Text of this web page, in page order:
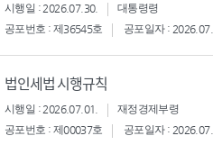
시행일 : 2026.07.30.
대통령령
공포번호 : 제36545호
공포일자 :
법인세법 시행규칙
시행일 : 2026.07.01.
재정경제부령
공포번호 : 제00037호
공포일자 :